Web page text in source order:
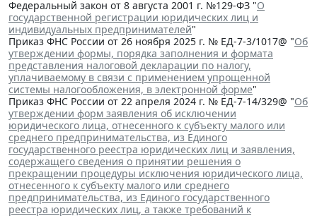
Федеральный закон от 8 августа 2001 г. №129-ФЗ "О
государственной регистрации юридических лиц и
индивидуальных предпринимателей"
Приказ ФНС России от 26 ноября 2025 г. № ЕД-7-3/1017@ "Об
утверждении формы, порядка заполнения и формата
представления налоговой декларации по налогу,
уплачиваемому в связи с применением упрощенной
системы налогообложения, в электронной форме"
Приказ ФНС России от 22 апреля 2024 г. № ЕД-7-14/329@ "Об
утверждении форм заявления об исключении
юридического лица, отнесенного к субъекту малого или
среднего предпринимательства, из Единого
государственного реестра юридических лиц и заявления,
содержащего сведения о принятии решения о
прекращении процедуры исключения юридического лица,
отнесенного к субъекту малого или среднего
предпринимательства, из Единого государственного
реестра юридических лиц, а также требований к